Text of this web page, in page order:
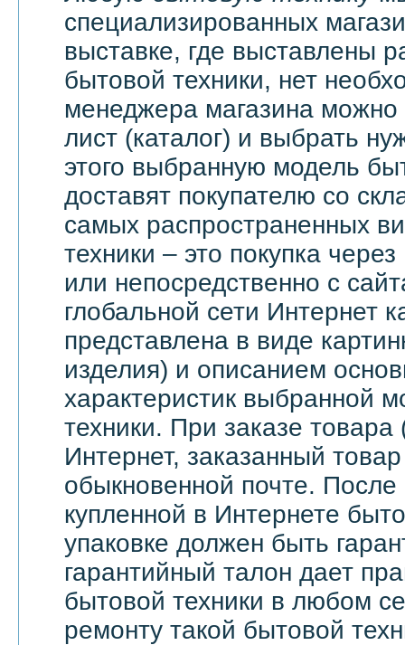
специализированных
выставке, где выставлены
бытовой техники, нет
менеджера магазина можно
лист (каталог) и выбрать
этого выбранную модель
доставят покупателю со
самых распространенных
техники – это покупка
или непосредственно с
глобальной сети Интернет
представлена в виде
изделия) и описанием
характеристик выбранной
техники. При заказе товара
Интернет, заказанный
обыкновенной почте. После
купленной в Интернете
упаковке должен быть
гарантийный талон дает
бытовой техники в любом
ремонту такой бытовой